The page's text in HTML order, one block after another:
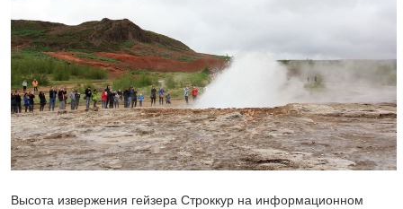
Высота извержения гейзера Строккур на информационном